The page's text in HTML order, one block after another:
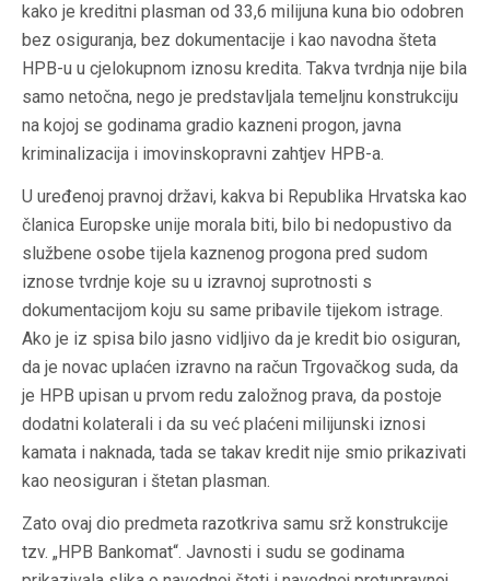
kako je kreditni plasman od 33,6 milijuna kuna bio odobren
bez osiguranja, bez dokumentacije i kao navodna šteta
HPB-u u cjelokupnom iznosu kredita. Takva tvrdnja nije bila
samo netočna, nego je predstavljala temeljnu konstrukciju
na kojoj se godinama gradio kazneni progon, javna
kriminalizacija i imovinskopravni zahtjev HPB-a.
U uređenoj pravnoj državi, kakva bi Republika Hrvatska kao
članica Europske unije morala biti, bilo bi nedopustivo da
službene osobe tijela kaznenog progona pred sudom
iznose tvrdnje koje su u izravnoj suprotnosti s
dokumentacijom koju su same pribavile tijekom istrage.
Ako je iz spisa bilo jasno vidljivo da je kredit bio osiguran,
da je novac uplaćen izravno na račun Trgovačkog suda, da
je HPB upisan u prvom redu založnog prava, da postoje
dodatni kolaterali i da su već plaćeni milijunski iznosi
kamata i naknada, tada se takav kredit nije smio prikazivati
kao neosiguran i štetan plasman.
Zato ovaj dio predmeta razotkriva samu srž konstrukcije
tzv. „HPB Bankomat“. Javnosti i sudu se godinama